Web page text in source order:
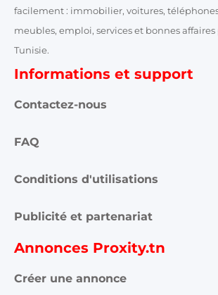
facilement : immobilier, voitures,
meubles, emploi, services et bonnes
Tunisie.
Informations et support
Contactez-nous
FAQ
Conditions d'utilisations
Publicité et partenariat
Annonces Proxity.tn
Créer une annonce